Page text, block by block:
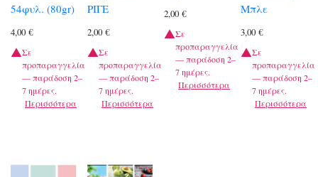
54φυλ. (80gr)
4,00 €
Σε
προπαραγγελία
— παράδοση 2–
7 ημέρες.
Περισσότερα
ΡΙΓΕ
2,00€
Σε
προπαραγγελία
— παράδοση 2–
7 ημέρες.
Περισσότερα
2,00€
Σε
προπαραγγελία
— παράδοση 2–
7 ημέρες.
Περισσότερα
Μπλε
3,00€
Σε
προπαραγγελία
— παράδοση 2–
7 ημέρες.
Περισσότερα